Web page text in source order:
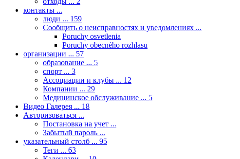
контакты ...
люди ... 159
Сообщить о неисправностях и уведомлениях ...
Poruchy osvetlenia
Poruchy obecného rozhlasu
организации ... 57
образование ... 5
спорт ... 3
Ассоциации и клубы ... 12
Компании ... 29
Медицинское обслуживание ... 5
Видео Галерея ... 18
Авторизоваться ...
Постановка на учет ...
Забытый пароль ...
указательный столб ... 95
Теги ... 63